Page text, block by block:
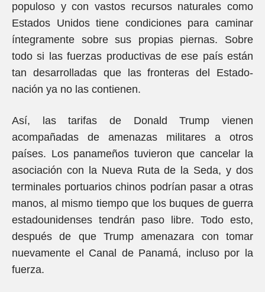
populoso y con vastos recursos naturales como
Estados Unidos tiene condiciones para caminar
íntegramente sobre sus propias piernas. Sobre
todo si las fuerzas productivas de ese país están
tan desarrolladas que las fronteras del Estado-
nación ya no las contienen.
Así, las tarifas de Donald Trump vienen
acompañadas de amenazas militares a otros
países. Los panameños tuvieron que cancelar la
asociación con la Nueva Ruta de la Seda, y dos
terminales portuarios chinos podrían pasar a otras
manos, al mismo tiempo que los buques de guerra
estadounidenses tendrán paso libre. Todo esto,
después de que Trump amenazara con tomar
nuevamente el Canal de Panamá, incluso por la
fuerza.